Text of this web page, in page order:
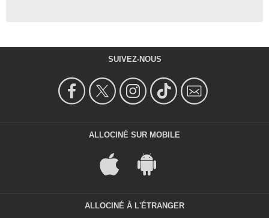
SUIVEZ-NOUS
ALLOCINÉ SUR MOBILE
ALLOCINÉ À L'ÉTRANGER